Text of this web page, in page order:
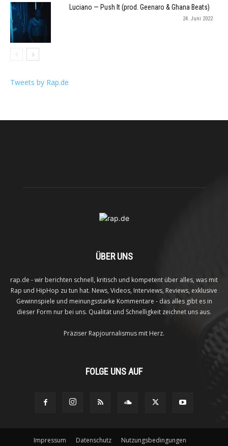
Luciano — Push It (prod. Geenaro & Ghana Beats)
24. Juni 2022
Tweets by Rap.de
ÜBER UNS
rap.de - wir berichten schnell, kritisch und kompetent über alles, was mit
Rap und HipHop zu tun hat. News, Videos, Interviews, Reviews, exklusive
Gewinnspiele und meinungsstarke Kommentare - das alles gibt es in
dieser Form nur bei uns. Qualität und Schnelligkeit zeichnet uns aus.
Präziser Rapjournalismus mit Herz.
FOLGE UNS AUF
Impressum Datenschutz Nutzungsbedingungen